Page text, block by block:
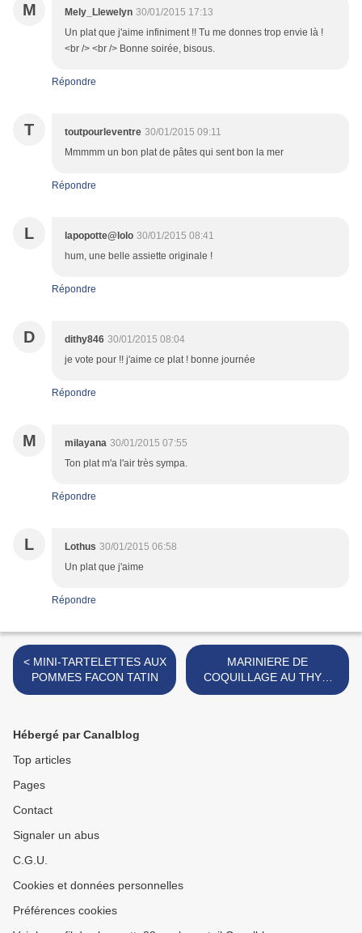
M Mely_Llewelyn 30/01/2015 17:13
Un plat que j'aime infiniment !! Tu me donnes trop envie là !
<br /> <br /> Bonne soirée, bisous.
Répondre
T toutpourleventre 30/01/2015 09:11
Mmmmm un bon plat de pâtes qui sent bon la mer
Répondre
L lapopotte@lolo 30/01/2015 08:41
hum, une belle assiette originale !
Répondre
D dithy846 30/01/2015 08:04
je vote pour !! j'aime ce plat ! bonne journée
Répondre
M milayana 30/01/2015 07:55
Ton plat m'a l'air très sympa.
Répondre
L Lothus 30/01/2015 06:58
Un plat que j'aime
Répondre
< MINI-TARTELETTES AUX
POMMES FACON TATIN
MARINIERE DE
COQUILLAGE AU THYM
FRAIS >
Hébergé par Canalblog
Top articles
Pages
Contact
Signaler un abus
C.G.U.
Cookies et données personnelles
Préférences cookies